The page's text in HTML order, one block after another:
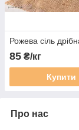
Рожева сіль
85 ₴/кг
Купити
Про нас